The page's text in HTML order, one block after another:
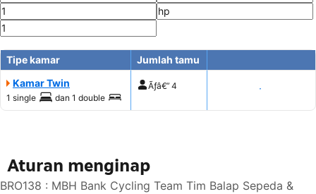
Tipe kamar
Jumlah tamu
Kamar Twin
1 single dan 1 double
Ãƒâ€” 4 Tampilkan harga
Aturan menginap
BRO138 : MBH Bank Cycling Team Tim Balap Sepeda &